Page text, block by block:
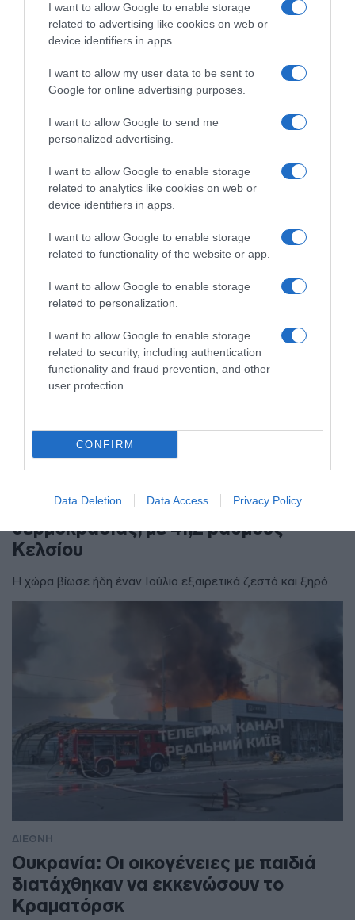
I want to allow Google to enable storage
related to advertising like cookies on web or
device identifiers in apps.
I want to allow my user data to be sent to
Google for online advertising purposes.
I want to allow Google to send me
personalized advertising.
I want to allow Google to enable storage
related to analytics like cookies on web or
device identifiers in apps.
I want to allow Google to enable storage
related to functionality of the website or app.
I want to allow Google to enable storage
related to personalization.
I want to allow Google to enable storage
related to security, including authentication
functionality and fraud prevention, and other
user protection.
CONFIRM
Data Deletion Data Access Privacy Policy
Γερμανία: Ισόβια σε 25χρονο Αφγανό
που σκότωσε δύο ανθρώπους
ρίχνοντας το αυτοκίνητό του σε
διαδήλωση στο Μόναχο
Αυστρία: Νέο ρεκόρ υψηλής
θερμοκρασίας, με 41,2 βαθμούς
Κελσίου
Η χώρα βίωσε ήδη έναν Ιούλιο εξαιρετικά ζεστό και ξηρό
ΔΙΕΘΝΗ
Ουκρανία: Οι οικογένειες με παιδιά
διατάχθηκαν να εκκενώσουν το
Κραματόρσκ